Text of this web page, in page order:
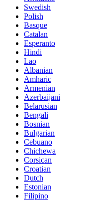
Swedish
Polish
Basque
Catalan
Esperanto
Hindi
Lao
Albanian
Amharic
Armenian
Azerbaijani
Belarusian
Bengali
Bosnian
Bulgarian
Cebuano
Chichewa
Corsican
Croatian
Dutch
Estonian
Filipino